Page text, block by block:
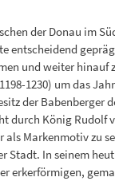
der Donau im
entscheidend
und weiter hinauf
1230) um das
der Babenberger
durch König Rudolf
Markenmotiv zu
Stadt. In seinem
erkerförmigen,